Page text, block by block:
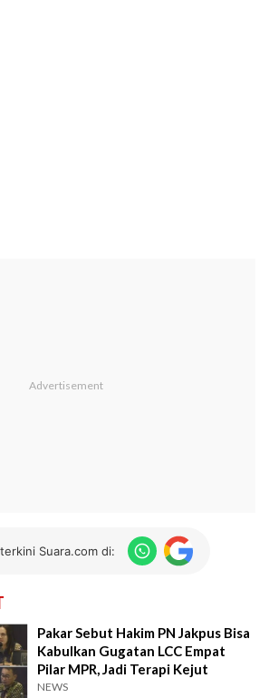
Suara.com di:
Pakar Sebut Hakim PN Jakpus Bisa
Kabulkan Gugatan LCC Empat
Pilar MPR, Jadi Terapi Kejut
NEWS